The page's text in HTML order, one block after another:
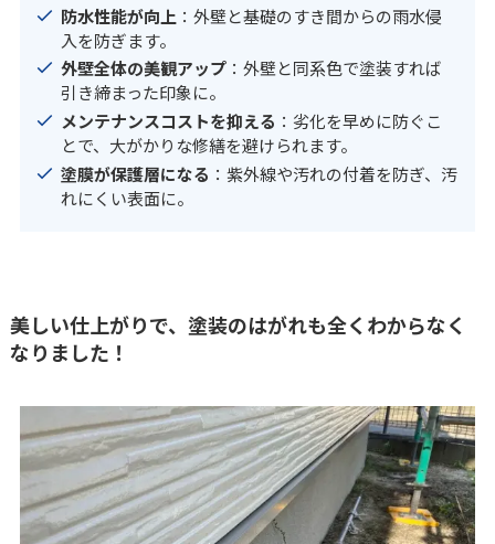
防水性能が向上 ：外壁と基礎のすき間からの雨水侵
入を防ぎます。
外壁全体の美観アップ ：外壁と同系色で塗装すれば
引き締まった印象に。
メンテナンスコストを抑える ：劣化を早めに防ぐこ
とで、大がかりな修繕を避けられます。
塗膜が保護層になる ：紫外線や汚れの付着を防ぎ、汚
れにくい表面に。
美しい仕上がりで、塗装のはがれも全くわからなく
なりました！